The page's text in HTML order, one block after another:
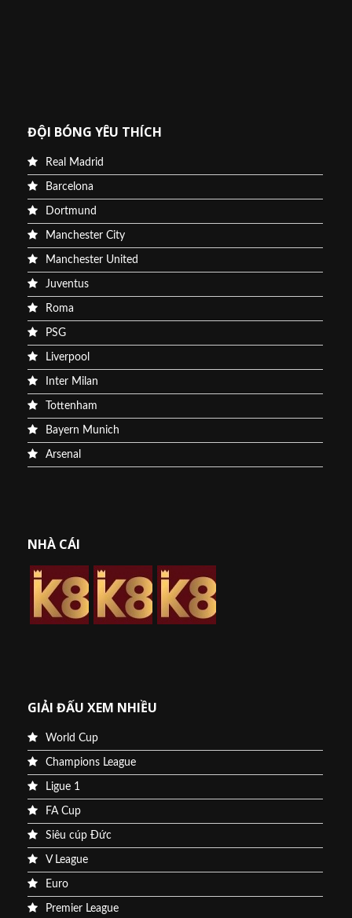
ĐỘI BÓNG YÊU THÍCH
Real Madrid
Barcelona
Dortmund
Manchester City
Manchester United
Juventus
Roma
PSG
Liverpool
Inter Milan
Tottenham
Bayern Munich
Arsenal
NHÀ CÁI
GIẢI ĐẤU XEM NHIỀU
World Cup
Champions League
Ligue 1
FA Cup
Siêu cúp Đức
V League
Euro
Premier League